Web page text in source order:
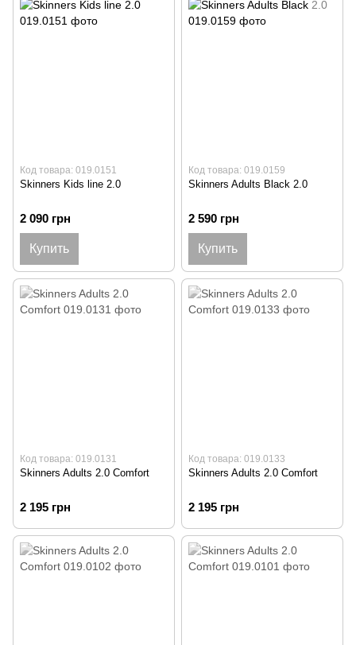
Код товара: 019.0151
Skinners Kids line 2.0
2 090 грн
Купить
Код товара: 019.0159
Skinners Adults Black 2.0
2 590 грн
Купить
Код товара: 019.0131
Skinners Adults 2.0 Comfort
2 195 грн
Код товара: 019.0133
Skinners Adults 2.0 Comfort
2 195 грн